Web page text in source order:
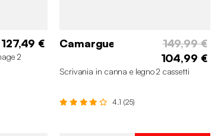
127,49 €
2
Camargue
149,99 €
104,99 €
Scrivania in canna e legno 2 cassetti
4.1 (25)